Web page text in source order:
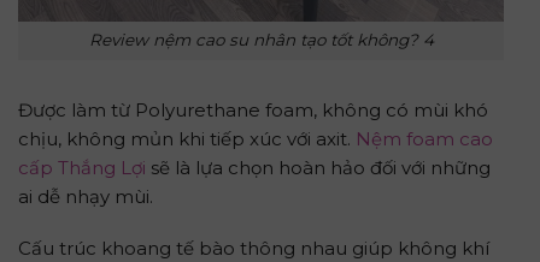
Review nệm cao su nhân tạo tốt không? 4
Được làm từ Polyurethane foam, không có mùi khó
chịu, không mủn khi tiếp xúc với axit. Nệm foam cao
cấp Thắng Lợi sẽ là lựa chọn hoàn hảo đối với những
ai dễ nhạy mùi.
Cấu trúc khoang tế bào thông nhau giúp không khí